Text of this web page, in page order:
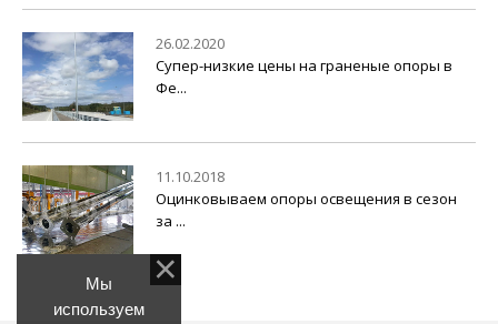
26.02.2020
Супер-низкие цены на граненые опоры в
Фе...
11.10.2018
Оцинковываем опоры освещения в сезон
за ...
Мы
используем